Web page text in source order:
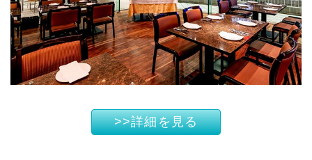
>>詳細を見る